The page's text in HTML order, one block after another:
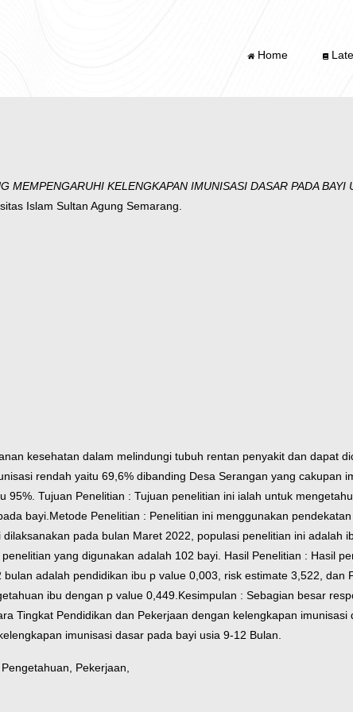
Home
MEMPENGARUHI KELENGKAPAN IMUNISASI DASAR PADA
Islam Sultan Agung Semarang.
kesehatan dalam melindungi tubuh rentan penyakit dan dapat
rendah yaitu 69,6% dibanding Desa Serangan yang cakupan
95%. Tujuan Penelitian : Tujuan penelitian ini ialah untuk
bayi.Metode Penelitian : Penelitian ini menggunakan
pada bulan Maret 2022, populasi penelitian ini adalah
yang digunakan adalah 102 bayi. Hasil Penelitian : Hasil
adalah pendidikan ibu p value 0,003, risk estimate 3,522,
ibu dengan p value 0,449.Kesimpulan : Sebagian besar
Tingkat Pendidikan dan Pekerjaan dengan kelengkapan
imunisasi dasar pada bayi usia 9-12 Bulan.
Pekerjaan,